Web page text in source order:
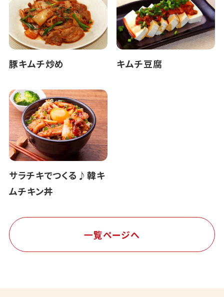
豚キムチ炒め キムチ豆腐
サラチキでつくる♪韓キ
ムチキン丼
一覧ページへ